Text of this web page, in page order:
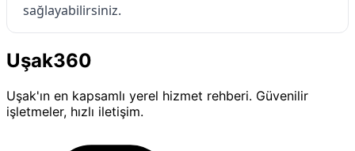
sağlayabilirsiniz.
Size Özel Hukuki Destek İçin
Hemen İletişime Geçin
Karahallı ve çevresinde trafik kazalarından doğan
mağduriyetlerinizi gidermek için profesyonel bir
Uşak360
Uşak'ın en kapsamlı yerel hizmet rehberi. Güvenilir
işletmeler, hızlı iletişim.